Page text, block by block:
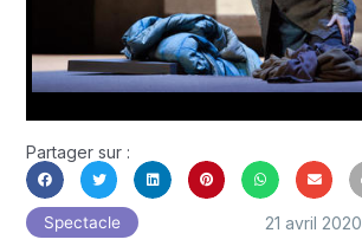
Partager sur :
Spectacle 21 avril 2020